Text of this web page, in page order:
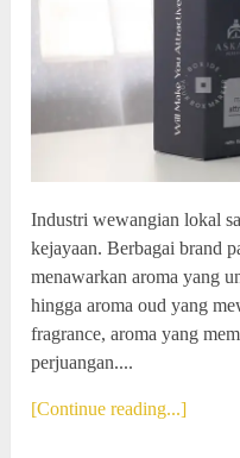
Industri wewangian lokal
kejayaan. Berbagai brand
menawarkan aroma yang
hingga aroma oud yang
fragrance, aroma yang
perjuangan....
[Continue reading...]